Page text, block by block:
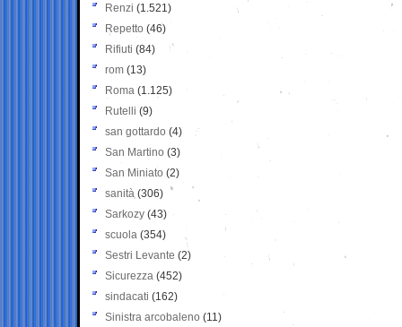
Renzi (1.521)
Repetto (46)
Rifiuti (84)
rom (13)
Roma (1.125)
Rutelli (9)
san gottardo (4)
San Martino (3)
San Miniato (2)
sanità (306)
Sarkozy (43)
scuola (354)
Sestri Levante (2)
Sicurezza (452)
sindacati (162)
Sinistra arcobaleno (11)